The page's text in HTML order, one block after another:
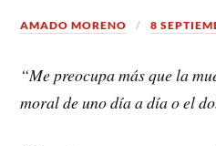
AMADO MORENO 8
“Me preocupa más que la
moral de uno día a día o el